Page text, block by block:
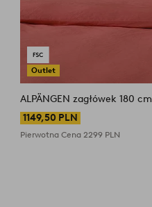
Outlet
ALPÄNGEN zagłówek 180 cm
1149,50 PLN
Pierwotna Cena 2299 PLN